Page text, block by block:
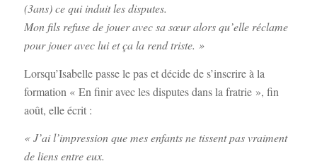
(3ans) ce qui induit les disputes.
Mon fils refuse de jouer avec sa sœur alors qu’elle réclame
pour jouer avec lui et ça la rend triste. »
Lorsqu’Isabelle passe le pas et décide de s’inscrire à la
formation « En finir avec les disputes dans la fratrie », fin
août, elle écrit :
« J’ai l’impression que mes enfants ne tissent pas vraiment
de liens entre eux.